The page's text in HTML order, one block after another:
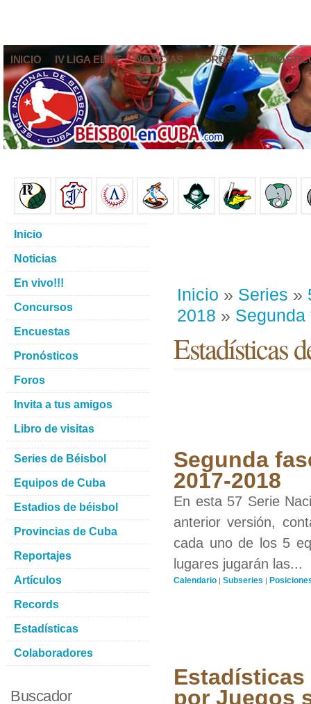
INICIO IV LIGA ELITE NOTICIAS FOROS
Inicio » Series »
2018 » Segunda
Estadísticas
Segunda
2017-2018
En esta 57 Serie
anterior versión,
cada uno de los 5
lugares jugarán las...
Calendario | Subseries |
por Juegos
Inicio
Noticias
En vivo!!!
Concursos
Encuestas
Pronósticos
Foros
Invita a tus amigos
Libro de visitas
Series de Béisbol
Equipos de Cuba
Estadios de béisbol
Provincias de Cuba
Reportajes
Artículos
Records
Estadísticas
Colaboradores
Buscador